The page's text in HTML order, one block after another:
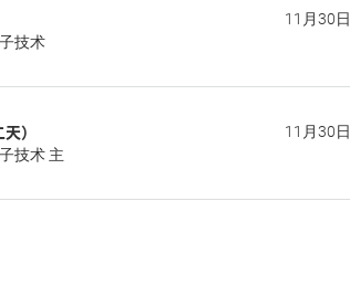
技术
11月30日
）
技术 主
11月30日